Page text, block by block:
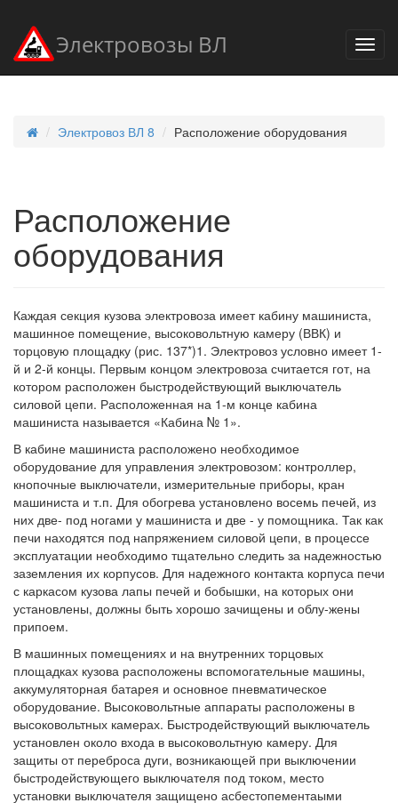
Электровозы ВЛ
Электровоз ВЛ 8 Расположение оборудования
Расположение
оборудования
Каждая секция кузова электровоза имеет кабину машиниста,
машинное помещение, высоковольтную камеру (ВВК) и
торцовую площадку (рис. 137*)1. Электровоз условно имеет 1-
й и 2-й концы. Первым концом электровоза считается гот, на
котором расположен быстродействующий выключатель
силовой цепи. Расположенная на 1-м конце кабина
машиниста называется «Кабина № 1».
В кабине машиниста расположено необходимое
оборудование для управления электровозом: контроллер,
кнопочные выключатели, измерительные приборы, кран
машиниста и т.п. Для обогрева установлено восемь печей, из
них две- под ногами у машиниста и две - у помощника. Так как
печи находятся под напряжением силовой цепи, в процессе
эксплуатации необходимо тщательно следить за надежностью
заземления их корпусов. Для надежного контакта корпуса печи
с каркасом кузова лапы печей и бобышки, на которых они
установлены, должны быть хорошо зачищены и облу-жены
припоем.
В машинных помещениях и на внутренних торцовых
площадках кузова расположены вспомогательные машины,
аккумуляторная батарея и основное пневматическое
оборудование. Высоковольтные аппараты расположены в
высоковольтных камерах. Быстродействующий выключатель
установлен около входа в высоковольтную камеру. Для
защиты от переброса дуги, возникающей при выключении
быстродействующего выключателя под током, место
установки выключателя защищено асбестопементаыми